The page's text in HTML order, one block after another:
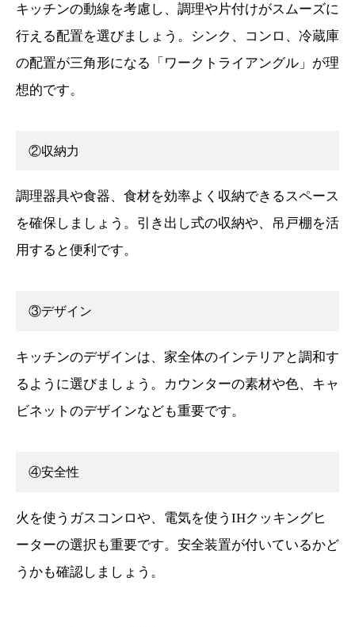
キッチンの動線を考慮し、調理や片付けがスムーズに
行える配置を選びましょう。シンク、コンロ、冷蔵庫
の配置が三角形になる「ワークトライアングル」が理
想的です。
②収納力
調理器具や食器、食材を効率よく収納できるスペース
を確保しましょう。引き出し式の収納や、吊戸棚を活
用すると便利です。
③デザイン
キッチンのデザインは、家全体のインテリアと調和す
るように選びましょう。カウンターの素材や色、キャ
ビネットのデザインなども重要です。
④安全性
火を使うガスコンロや、電気を使うIHクッキングヒ
ーターの選択も重要です。安全装置が付いているかど
うかも確認しましょう。